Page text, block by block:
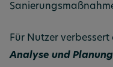
Für Nutzer
Analyse und